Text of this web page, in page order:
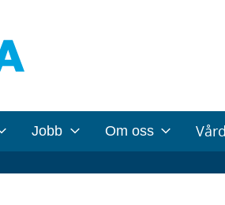
Jobb Om oss